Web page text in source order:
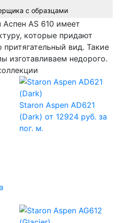
Вызвать замерщика с образцами
AS 610 имеет
которые придают
вид. Такие
изготавливаем недорого.
Staron Aspen AD621
(Dark) от 12924 руб. за
пог. м.